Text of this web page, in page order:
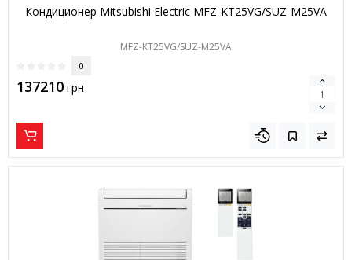
Кондиционер Mitsubishi Electric MFZ-KT25VG/SUZ-M25VA
MFZ-KT25VG/SUZ-M25VA
0
137210 грн